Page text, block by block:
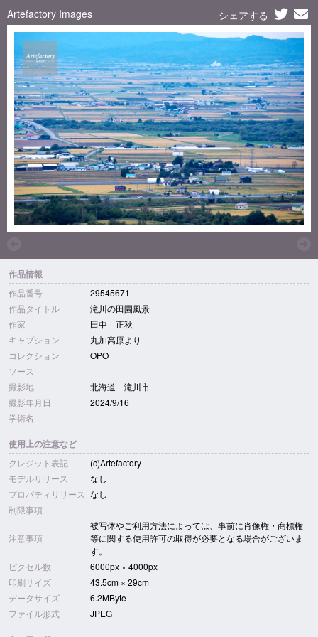
Artefactory Images シェアする
作品情報
作品番号
29545671
作品タイトル
滝川の田園風景
作家
田中 正秋
キャプション
丸加高原より
コレクション
OPO
ソース
撮影地
北海道 滝川市
撮影年月日
2024/9/16
学術名
使用上の注意など
クレジット表記
(c)Artefactory
モデルリリース
なし
プロパティリリース なし
制限事項
注意事項
被写体やご利用方法によっては、事前に肖像権・商標権
等に関する使用許可の取得が必要となる場合がございま
す。
ピクセル数
6000px × 4000px
印刷サイズ
43.5cm × 29cm
データサイズ
6.2MByte
ファイル形式
JPEG